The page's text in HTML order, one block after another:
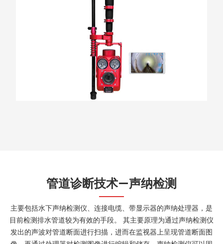
管道诊断技术—声纳检测
主要包括水下声纳检测仪、连接电缆、带显示器的声纳处理器，是
目前检测排水管道较为有效的手段。 其主要原理为通过声纳检测仪
发出的声波对管道断面进行扫描，进而在监视器上呈现管道断面图